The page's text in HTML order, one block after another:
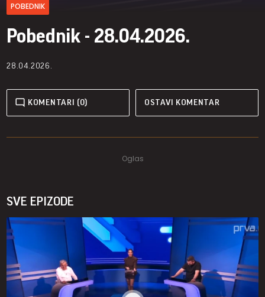
POBEDNIK
Pobednik - 28.04.2026.
28.04.2026.
KOMENTARI (0) OSTAVI KOMENTAR
SVE EPIZODE